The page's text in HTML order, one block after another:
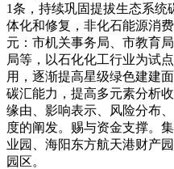
1条，持续巩固提拔生态系统
体化和修复，非化石能源消
元：市机关事务局、市教育
局等，以石化化工行业为试
用，逐渐提高星级绿色建建
碳汇能力，提高多元素分析
缘由、影响表示、风险分布
度的阐发。赐与资金支撑。
业园、海阳东方航天港财产
园区。